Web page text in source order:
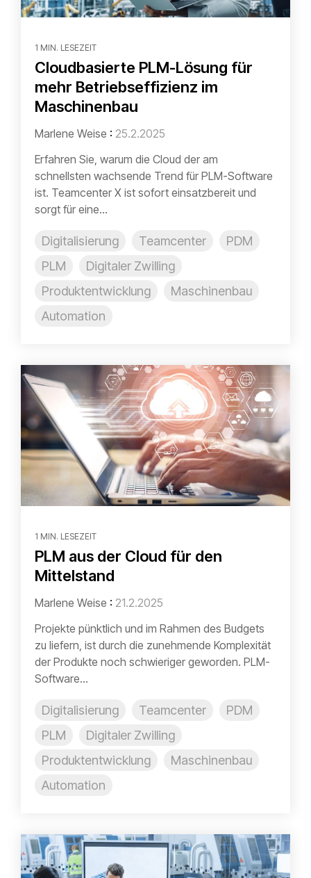
1 MIN. LESEZEIT
Cloudbasierte PLM-Lösung für
mehr Betriebseffizienz im
Maschinenbau
Marlene Weise : 25.2.2025
Erfahren Sie, warum die Cloud der am
schnellsten wachsende Trend für PLM-Software
ist. Teamcenter X ist sofort einsatzbereit und
sorgt für eine...
Digitalisierung Teamcenter
PDM
PLM
Digitaler Zwilling
Produktentwicklung
Maschinenbau
Automation
1 MIN. LESEZEIT
PLM aus der Cloud für den
Mittelstand
Marlene Weise : 21.2.2025
Projekte pünktlich und im Rahmen des Budgets
zu liefern, ist durch die zunehmende Komplexität
der Produkte noch schwieriger geworden. PLM-
Software...
Digitalisierung Teamcenter
PDM
PLM
Digitaler Zwilling
Produktentwicklung
Maschinenbau
Automation